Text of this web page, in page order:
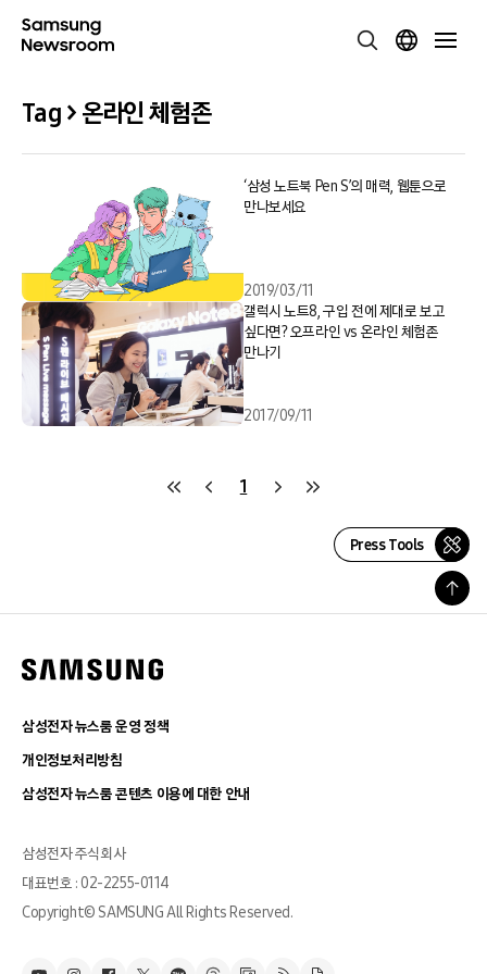
Tag > 온라인 체험존
‘삼성 노트북 Pen S’의 매력, 웹툰으로
만나보세요
2019/03/11
갤럭시 노트8, 구입 전에 제대로 보고
싶다면? 오프라인 vs 온라인 체험존
만나기
2017/09/11
1
Press Tools
삼성전자 뉴스룸 운영 정책
개인정보처리방침
삼성전자 뉴스룸 콘텐츠 이용에 대한 안내
삼성전자 주식회사
대표번호 : 02-2255-0114
Copyright© SAMSUNG All Rights Reserved.